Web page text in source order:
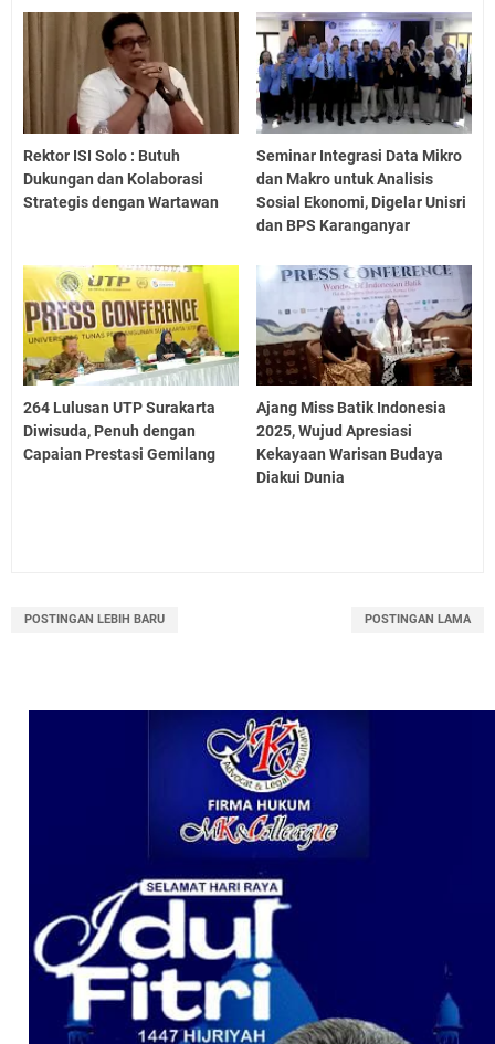
Rektor ISI Solo : Butuh
Dukungan dan Kolaborasi
Strategis dengan Wartawan
Seminar Integrasi Data Mikro
dan Makro untuk Analisis
Sosial Ekonomi, Digelar Unisri
dan BPS Karanganyar
264 Lulusan UTP Surakarta
Diwisuda, Penuh dengan
Capaian Prestasi Gemilang
Ajang Miss Batik Indonesia
2025, Wujud Apresiasi
Kekayaan Warisan Budaya
Diakui Dunia
POSTINGAN LEBIH BARU POSTINGAN LAMA